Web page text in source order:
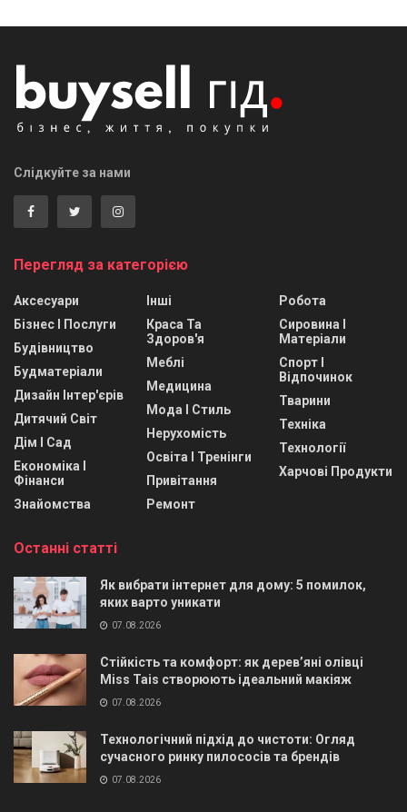
Слідкуйте за нами
Перегляд за категорією
Аксесуари
Бізнес І Послуги
Будівництво
Будматеріали
Дизайн Інтер'єрів
Дитячий Світ
Дім І Сад
Економіка І
Фінанси
Знайомства
Інші
Краса Та
Здоров'я
Меблі
Медицина
Мода І Стиль
Нерухомість
Освіта І Тренінги
Привітання
Ремонт
Робота
Сировина І
Матеріали
Спорт І
Відпочинок
Тварини
Техніка
Технології
Харчові Продукти
Останні статті
Як вибрати інтернет для дому: 5 помилок,
яких варто уникати
07.08.2026
Стійкість та комфорт: як дерев’яні олівці
Miss Tais створюють ідеальний макіяж
07.08.2026
Технологічний підхід до чистоти: Огляд
сучасного ринку пилососів та брендів
07.08.2026